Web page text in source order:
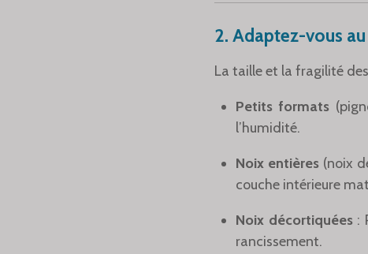
2. Adaptez-vous
La taille et la fragilité
Petits formats
l’humidité.
Noix entières (noix
couche intérieure
Noix décortiquées :
rancissement.